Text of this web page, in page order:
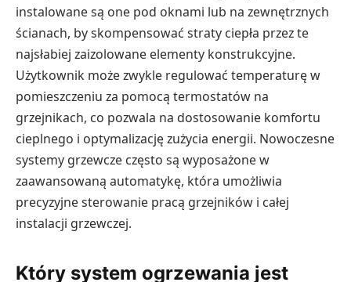
instalowane są one pod oknami lub na zewnętrznych
ścianach, by skompensować straty ciepła przez te
najsłabiej zaizolowane elementy konstrukcyjne.
Użytkownik może zwykle regulować temperaturę w
pomieszczeniu za pomocą termostatów na
grzejnikach, co pozwala na dostosowanie komfortu
cieplnego i optymalizację zużycia energii. Nowoczesne
systemy grzewcze często są wyposażone w
zaawansowaną automatykę, która umożliwia
precyzyjne sterowanie pracą grzejników i całej
instalacji grzewczej.
Który system ogrzewania jest